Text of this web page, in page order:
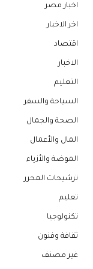
اخبار مصر
اخر الاخبار
اقتصاد
الاخبار
التعليم
السياحة والسفر
الصحة والجمال
المال والأعمال
الموضة والأزياء
ترشيحات المحرر
تعليم
تكنولوجيا
ثقافة وفنون
غير مصنف